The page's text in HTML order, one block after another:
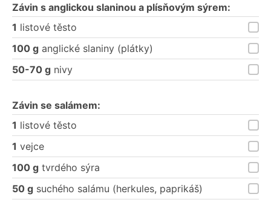
Závin s anglickou slaninou a plísňovým sýrem:
1 listové těsto
100 g anglické slaniny (plátky)
50-70 g nivy
Závin se salámem:
1 listové těsto
1 vejce
100 g tvrdého sýra
50 g suchého salámu (herkules, paprikáš)